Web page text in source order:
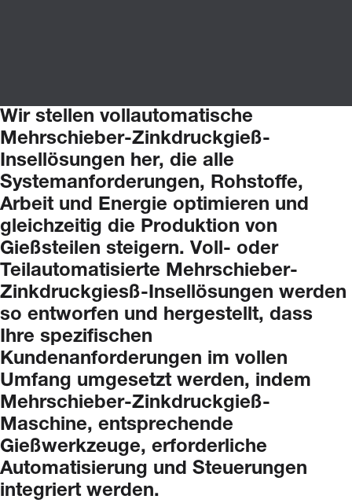
Wir stellen vollautomatische
Mehrschieber-Zinkdruckgieß-
Insellösungen her, die alle
Systemanforderungen, Rohstoffe,
Arbeit und Energie optimieren und
gleichzeitig die Produktion von
Gießsteilen steigern. Voll- oder
Teilautomatisierte Mehrschieber-
Zinkdruckgiesß-Insellösungen werden
so entworfen und hergestellt, dass
Ihre spezifischen
Kundenanforderungen im vollen
Umfang umgesetzt werden, indem
Mehrschieber-Zinkdruckgieß-
Maschine, entsprechende
Gießwerkzeuge, erforderliche
Automatisierung und Steuerungen
integriert werden.